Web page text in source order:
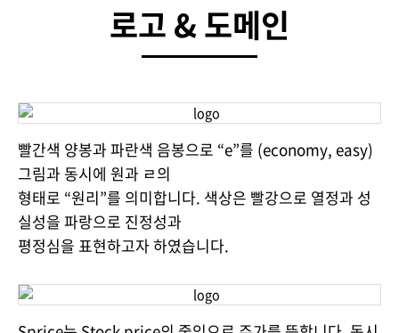
로고 & 도메인
빨간색 양봉과 파란색 음봉으로 “e”를 (economy, easy)
그림과 동시에 원과 ㄹ의
형태로 “원리”를 의미합니다. 색상은 빨강으로 열정과 성
실성을 파랑으로 진정성과
평정심을 표현하고자 하였습니다.